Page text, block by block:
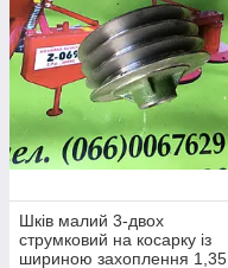
Шків малий 3-двох
струмковий на косарку із
шириною захоплення 1,35